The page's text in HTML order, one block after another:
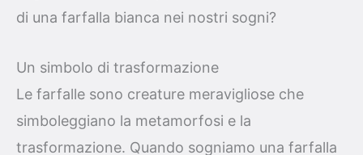
di una farfalla bianca nei nostri sogni?
Un simbolo di trasformazione
Le farfalle sono creature meravigliose che
simboleggiano la metamorfosi e la
trasformazione. Quando sogniamo una farfalla